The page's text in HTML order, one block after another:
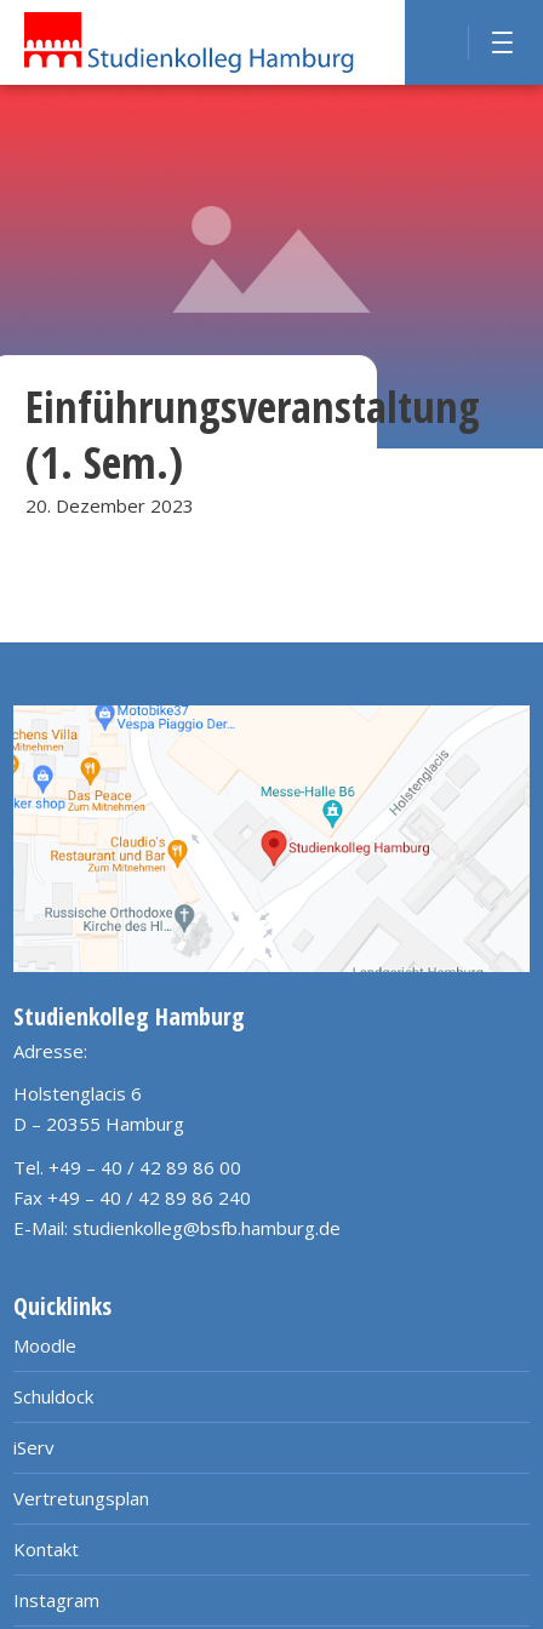
Einführungsveranstaltung
(1. Sem.)
20. Dezember 2023
Studienkolleg Hamburg
Adresse:
Holstenglacis 6
D – 20355 Hamburg
Tel. +49 – 40 / 42 89 86 00
Fax +49 – 40 / 42 89 86 240
E-Mail: studienkolleg@bsfb.hamburg.de
Quicklinks
Moodle
Schuldock
iServ
Vertretungsplan
Kontakt
Instagram